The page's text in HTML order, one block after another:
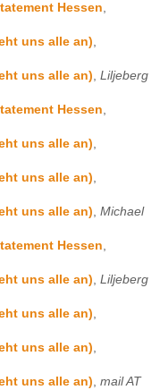
Hessen,
uns alle an),
uns alle an), Liljeberg
Hessen,
uns alle an),
uns alle an),
uns alle an), Michael
Hessen,
uns alle an), Liljeberg
uns alle an),
uns alle an),
uns alle an), mail AT